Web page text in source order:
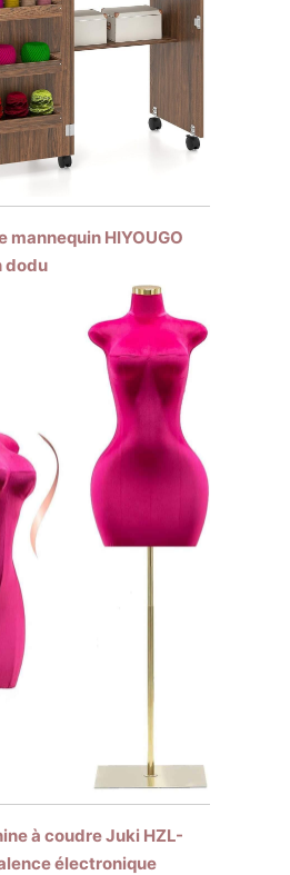
mannequin HIYOUGO
dodu
à coudre Juki HZL-
électronique